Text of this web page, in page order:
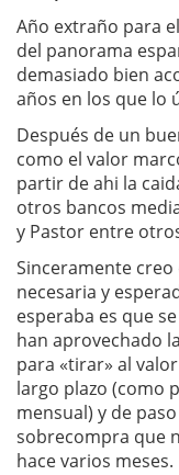
Año extraño para
del panorama
demasiado bien
años en los que lo
Después de un
como el valor
partir de ahi la
otros bancos
y Pastor entre
Sinceramente
necesaria y
esperaba es que
han aprovechado
para «tirar» al
largo plazo (como
mensual) y de
sobrecompra que
hace varios meses.